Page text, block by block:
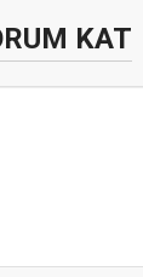
KAT